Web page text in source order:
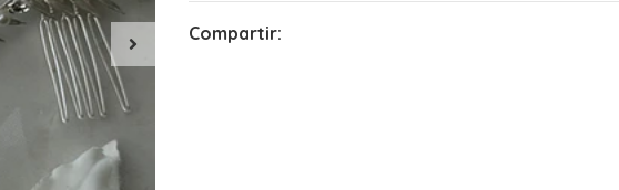
Compartir: